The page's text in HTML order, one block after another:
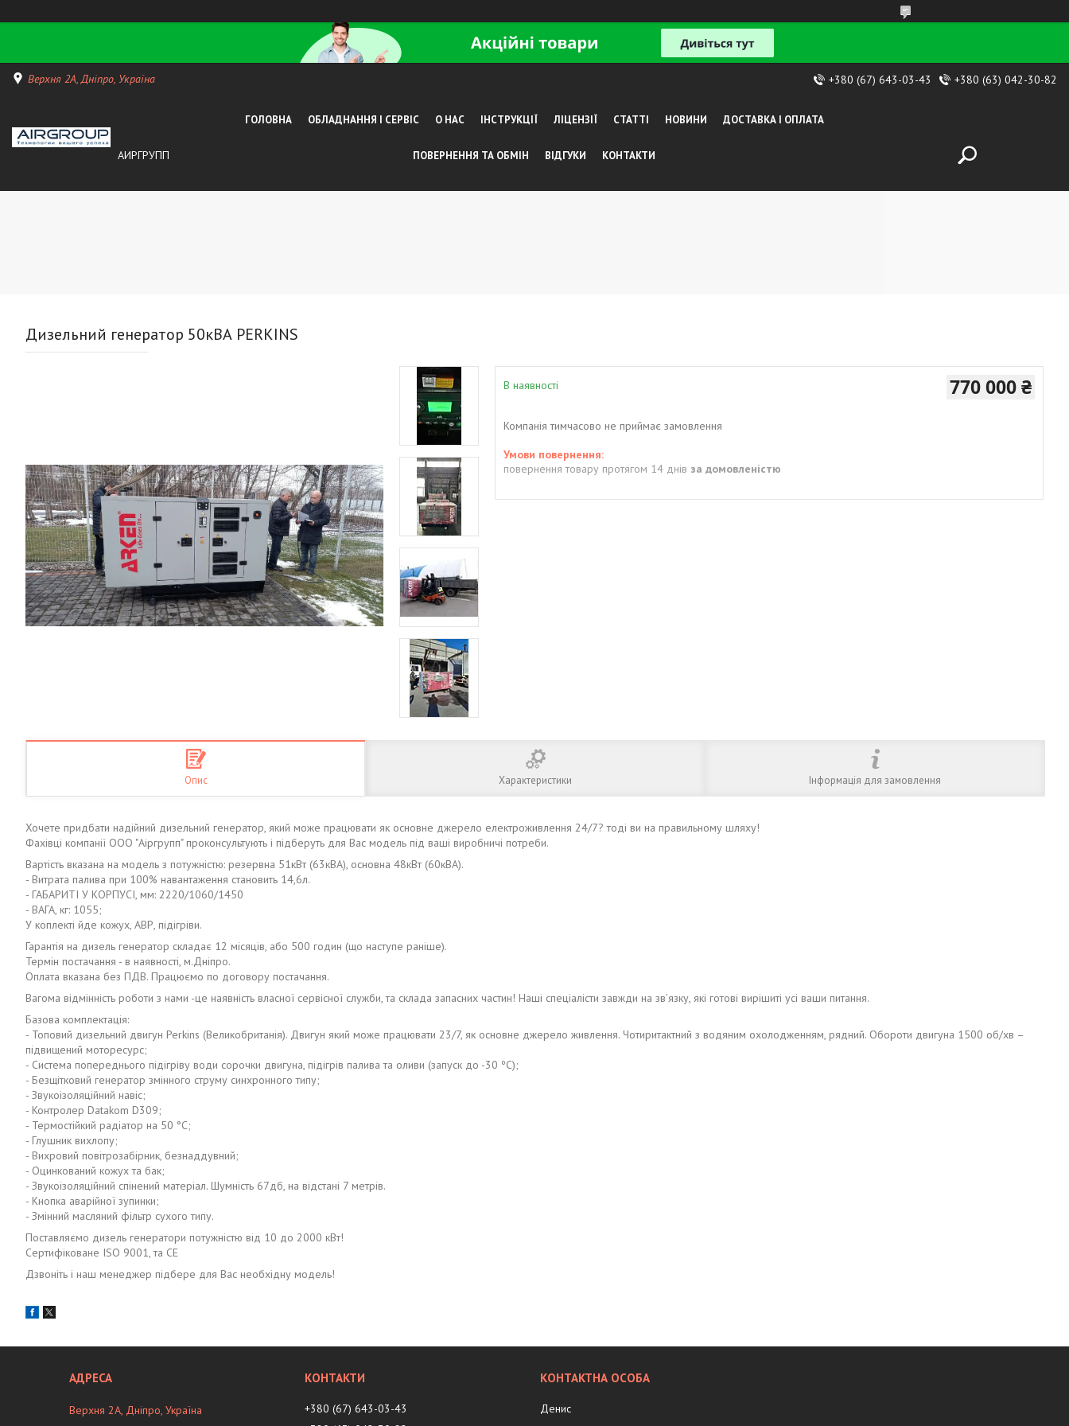
Верхня 2А, Дніпро, Україна +380 (67) 643-03-43 +380 (63) 042-30-82
АИРГРУПП
ГОЛОВНА ОБЛАДНАННЯ І СЕРВІС О НАС ІНСТРУКЦІЇ ЛІЦЕНЗІЇ СТАТТІ НОВИНИ ДОСТАВКА І ОПЛАТА
ПОВЕРНЕННЯ ТА ОБМІН ВІДГУКИ КОНТАКТИ
Дизельний генератор 50кВА PERKINS
В наявності 770 000 ₴
Компанія тимчасово не приймає замовлення
повернення товару протягом 14 днів за домовленістю
Опис Характеристики Інформація для замовлення
Хочете придбати надійний дизельний генератор, який може працювати як основне джерело електроживлення 24/7? тоді ви на правильному шляху!
Фахівці компанії ООО "Аіргрупп" проконсультують і підберуть для Вас модель під ваші виробничі потреби.
Вартість вказана на модель з потужністю: резервна 51кВт (63кВА), основна 48кВт (60кВА).
- Витрата палива при 100% навантаження становить 14,6л.
- ГАБАРИТІ У КОРПУСІ, мм: 2220/1060/1450
- ВАГА, кг: 1055;
У коплекті йде кожух, АВР, підігріви.
Гарантія на дизель генератор складає 12 місяців, або 500 годин (що наступе раніше).
Термін постачання - в наявності, м.Дніпро.
Оплата вказана без ПДВ. Працюємо по договору постачання.
Вагома відмінність роботи з нами -це наявність власної сервісної служби, та склада запасних частин! Наші спеціалісти завжди на зв’язку, які готові вирішиті усі ваши питання.
Базова комплектація:
- Топовий дизельний двигун Perkins (Великобританія). Двигун який може працювати 23/7, як основне джерело живлення. Чотиритактний з водяним охолодженням, рядний. Обороти двигуна 1500 об/хв –
підвищений моторесурс;
- Система попереднього підігріву води сорочки двигуна, підігрів палива та оливи (запуск до -30 ºС);
- Безщітковий генератор змінного струму синхронного типу;
- Звукоізоляційний навіс;
- Контролер Datakom D309;
- Термостійкий радіатор на 50 °C;
- Глушник вихлопу;
- Вихровий повітрозабірник, безнаддувний;
- Оцинкований кожух та бак;
- Звукоізоляційний спінений матеріал. Шумність 67дб, на відстані 7 метрів.
- Кнопка аварійної зупинки;
- Змінний масляний фільтр сухого типу.
Поставляємо дизель генератори потужністю від 10 до 2000 кВт!
Сертифіковане ISO 9001, та CE
Дзвоніть і наш менеджер підбере для Вас необхідну модель!
Верхня 2А, Дніпро, Україна
+380 (67) 643-03-43
Денис